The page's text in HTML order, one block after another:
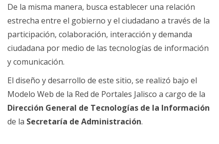
De la misma manera, busca establecer una relación
estrecha entre el gobierno y el ciudadano a través de la
participación, colaboración, interacción y demanda
ciudadana por medio de las tecnologías de información
y comunicación.
El diseño y desarrollo de este sitio, se realizó bajo el
Modelo Web de la Red de Portales Jalisco a cargo de la
Dirección General de Tecnologías de la Información
de la Secretaría de Administración.